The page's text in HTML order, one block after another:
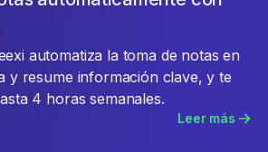
automatiza la toma de notas en
y resume información clave, y te
4 horas semanales.
Leer más